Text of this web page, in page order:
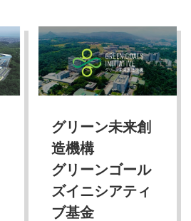
グリーン未来創
造機構
グリーンゴール
ズイニシアティ
ブ基金